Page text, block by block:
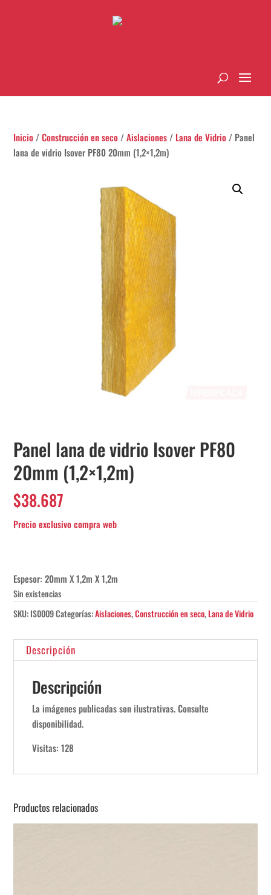
Inicio /Construcción en seco /Aislaciones / Lana de Vidrio / Panel
lana de vidrio Isover PF80 20mm (1,2×1,2m)
Panel lana de vidrio Isover PF80
20mm (1,2×1,2m)
$38.687
Espesor: 20mm X 1,2m X 1,2m
Sin existencias
SKU:IS0009Categorías:Aislaciones,Construcción en seco,Lana de Vidrio
Descripción
Descripción
La imágenes publicadas son ilustrativas. Consulte
disponibilidad.
Visitas: 128
Productos relacionados